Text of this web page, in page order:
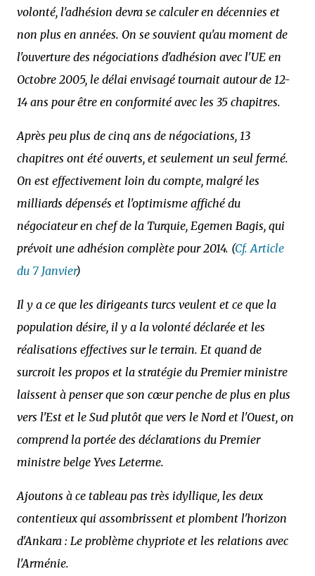
volonté, l'adhésion devra se calculer en décennies et
non plus en années. On se souvient qu'au moment de
l'ouverture des négociations d'adhésion avec l'UE en
Octobre 2005, le délai envisagé tournait autour de 12-
14 ans pour être en conformité avec les 35 chapitres.
Après peu plus de cinq ans de négociations, 13
chapitres ont été ouverts, et seulement un seul fermé.
On est effectivement loin du compte, malgré les
milliards dépensés et l'optimisme affiché du
négociateur en chef de la Turquie, Egemen Bagis, qui
prévoit une adhésion complète pour 2014. (Cf. Article
du 7 Janvier)
Il y a ce que les dirigeants turcs veulent et ce que la
population désire, il y a la volonté déclarée et les
réalisations effectives sur le terrain. Et quand de
surcroit les propos et la stratégie du Premier ministre
laissent à penser que son cœur penche de plus en plus
vers l'Est et le Sud plutôt que vers le Nord et l'Ouest, on
comprend la portée des déclarations du Premier
ministre belge Yves Leterme.
Ajoutons à ce tableau pas très idyllique, les deux
contentieux qui assombrissent et plombent l'horizon
d'Ankara : Le problème chypriote et les relations avec
l'Arménie.